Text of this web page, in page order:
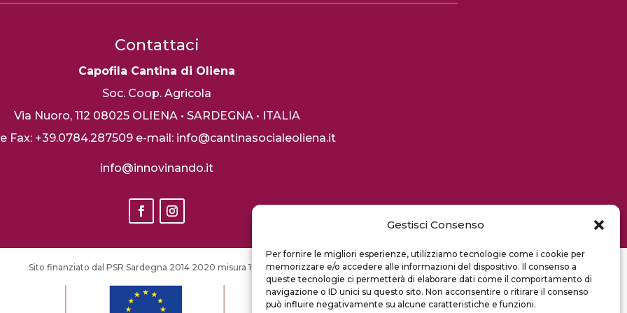
Gestisci Consenso
Per fornire le migliori esperienze, utilizziamo tecnologie come i cookie per
memorizzare e/o accedere alle informazioni del dispositivo. Il consenso a
queste tecnologie ci permetterà di elaborare dati come il comportamento di
navigazione o ID unici su questo sito. Non acconsentire o ritirare il consenso
può influire negativamente su alcune caratteristiche e funzioni.
Contattaci
Capofila Cantina di Oliena
Soc. Coop. Agricola
Via Nuoro, 112 08025 OLIENA • SARDEGNA • ITALIA
Fax: +39.0784.287509 e-mail: info@cantinasocialeoliena.it
info@innovinando.it
Sito finanziato dal PSR Sardegna 2014 2020 misura 16.1 I fase